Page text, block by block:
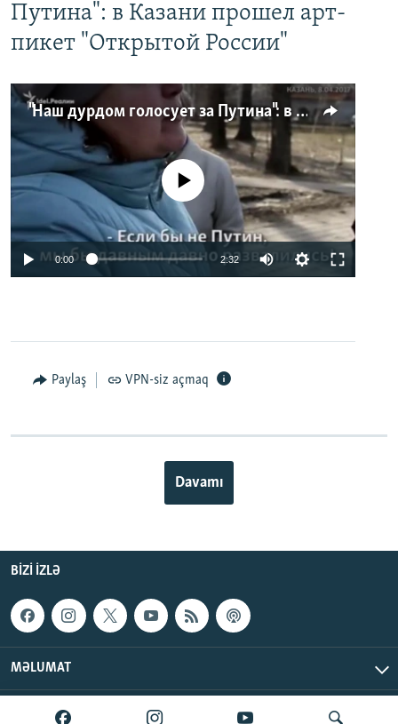
Путина": в Казани прошел арт-
пикет "Открытой России"
"Наш дурдом голосует за Путина": в Казани прошел арт-пикет "Открытой России"
No media source currently available
0:00 2:32
Paylaş VPN-siz açmaq
Davamı
BIZI IZLƏ
MƏLUMAT
AzadlıqRadiosu © 2026 Inc. | Bütün hüquqlar qorunur